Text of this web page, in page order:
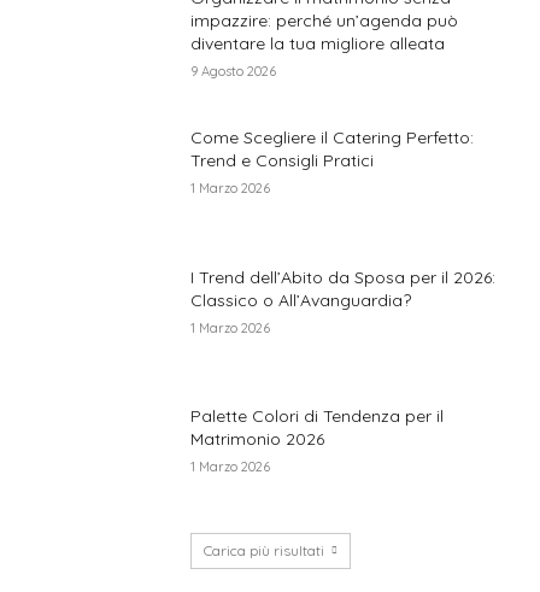
impazzire: perché un’agenda può
diventare la tua migliore alleata
9 Agosto 2026
Come Scegliere il Catering Perfetto:
Trend e Consigli Pratici
1 Marzo 2026
I Trend dell’Abito da Sposa per il 2026:
Classico o All’Avanguardia?
1 Marzo 2026
Palette Colori di Tendenza per il
Matrimonio 2026
1 Marzo 2026
Carica più risultati